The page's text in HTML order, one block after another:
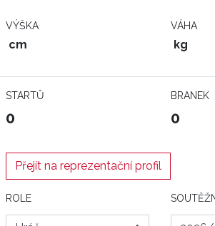
VÝŠKA
cm
VÁHA
kg
STARTŮ
0
BRANEK
0
Přejít na reprezentační profil
ROLE